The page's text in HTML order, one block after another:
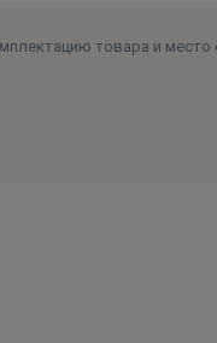
товара и место